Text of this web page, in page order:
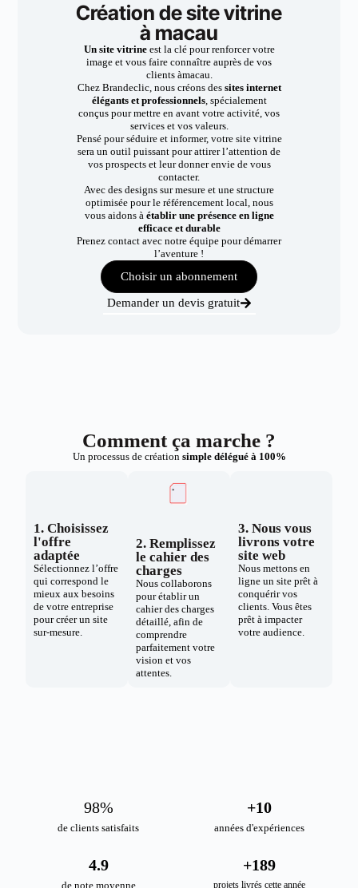
Création de site vitrine
à macau
Un site vitrineest la clé pour renforcer votre
image et vous faire connaître auprès de vos
clients àmacau.
Chez Brandeclic, nous créons dessites internet
élégants et professionnels, spécialement
conçus pour mettre en avant votre activité, vos
services et vos valeurs.
Pensé pour séduire et informer, votre site vitrine
sera un outil puissant pour attirer l’attention de
vos prospects et leur donner envie de vous
contacter.
Avec des designs sur mesure et une structure
optimisée pour le référencement local, nous
vous aidons à établir une présence en ligne
efficace et durable
Prenez contact avec notre équipe pour démarrer
l’aventure !
Choisir un abonnement
Demander un devis gratuit
Comment ça marche ?
Un processus de création simple délégué à 100%
1. Choisissez
l'offre
adaptée
Sélectionnez l’offre
qui correspond le
mieux aux besoins
de votre entreprise
pour créer un site
sur-mesure.
2. Remplissez
le cahier des
charges
Nous collaborons
pour établir un
cahier des charges
détaillé, afin de
comprendre
parfaitement votre
vision et vos
attentes.
3. Nous vous
livrons votre
site web
Nous mettons en
ligne un site prêt à
conquérir vos
clients. Vous êtes
prêt à impacter
votre audience.
de clients satisfaits
98%
années d'expériences
+10
de note moyenne
4.9
projets livrés cette année
+189